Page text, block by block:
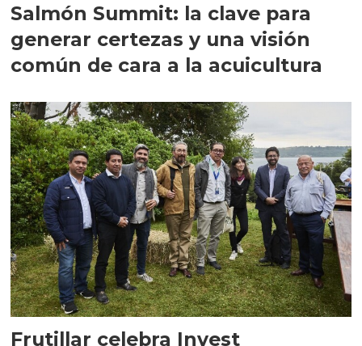
Salmón Summit: la clave para
generar certezas y una visión
común de cara a la acuicultura
Frutillar celebra Invest